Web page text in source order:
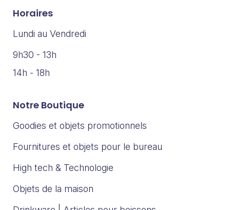
Horaires
Lundi au Vendredi
9h30 - 13h
14h - 18h
Notre Boutique
Goodies et objets promotionnels
Fournitures et objets pour le bureau
High tech & Technologie
Objets de la maison